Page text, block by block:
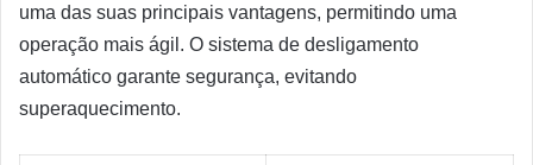
uma das suas principais vantagens, permitindo uma
operação mais ágil. O sistema de desligamento
automático garante segurança, evitando
superaquecimento.